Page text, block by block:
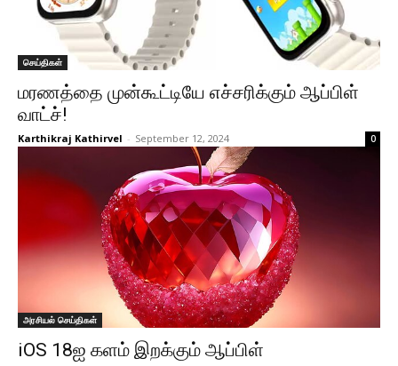
செய்திகள்
மரணத்தை முன்கூட்டியே எச்சரிக்கும் ஆப்பிள்
வாட்ச்!
Karthikraj Kathirvel - September 12, 2024 0
அரசியல் செய்திகள்
iOS 18ஐ களம் இறக்கும் ஆப்பிள்